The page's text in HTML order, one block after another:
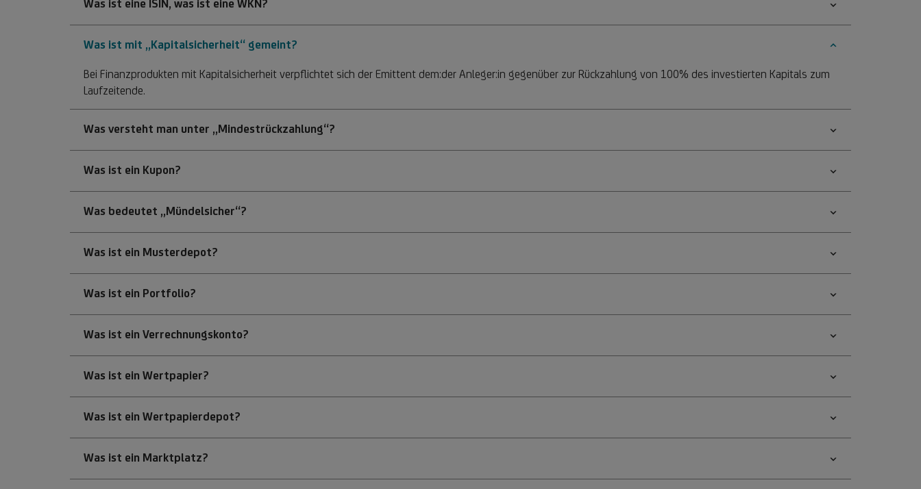
Was ist eine ISIN, was ist eine WKN?
Was ist mit „Kapitalsicherheit“ gemeint?
Bei Finanzprodukten mit Kapitalsicherheit verpflichtet sich der Emittent dem:der Anleger:in gegenüber zur Rückzahlung von 100% des investierten Kapitals zum
Laufzeitende.
Was versteht man unter „Mindestrückzahlung“?
Was ist ein Kupon?
Was bedeutet „Mündelsicher“?
Was ist ein Musterdepot?
Was ist ein Portfolio?
Was ist ein Verrechnungskonto?
Was ist ein Wertpapier?
Was ist ein Wertpapierdepot?
Was ist ein Marktplatz?